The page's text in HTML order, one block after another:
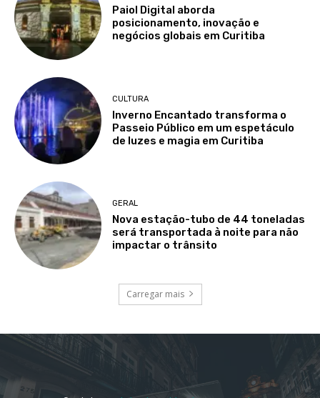
Paiol Digital aborda
posicionamento, inovação e
negócios globais em Curitiba
CULTURA
Inverno Encantado transforma o
Passeio Público em um espetáculo
de luzes e magia em Curitiba
GERAL
Nova estação-tubo de 44 toneladas
será transportada à noite para não
impactar o trânsito
Carregar mais